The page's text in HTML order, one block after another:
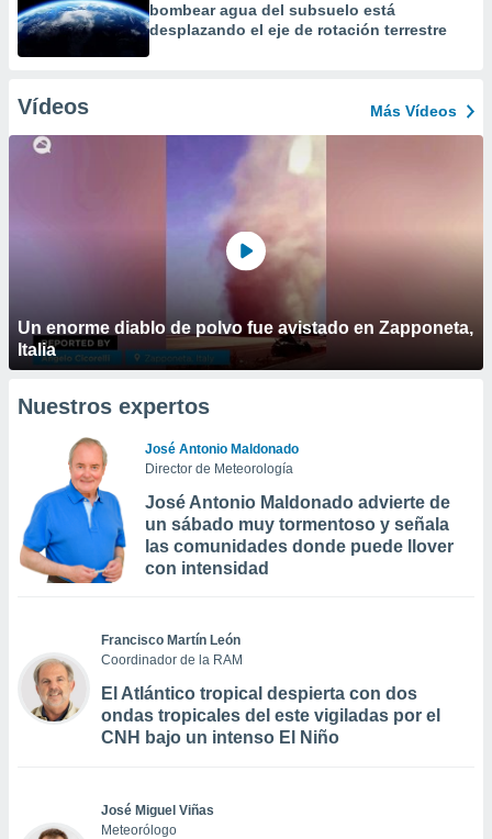
bombear agua del subsuelo está
desplazando el eje de rotación terrestre
Vídeos Más Vídeos
Un enorme diablo de polvo fue avistado en Zapponeta,
Italia
Nuestros expertos
José Antonio Maldonado
Director de Meteorología
José Antonio Maldonado advierte de
un sábado muy tormentoso y señala
las comunidades donde puede llover
con intensidad
Francisco Martín León
Coordinador de la RAM
El Atlántico tropical despierta con dos
ondas tropicales del este vigiladas por el
CNH bajo un intenso El Niño
José Miguel Viñas
Meteorólogo